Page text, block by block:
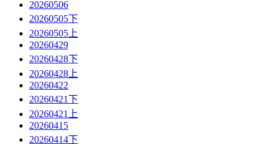
20260506
20260505下
20260505上
20260429
20260428下
20260428上
20260422
20260421下
20260421上
20260415
20260414下